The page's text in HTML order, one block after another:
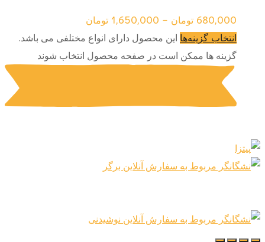
680,000 تومان –
1,650,000 تومان
انتخاب گزینه‌ها این محصول دارای انواع مختلفی می باشد.
گزینه ها ممکن است در صفحه محصول انتخاب شوند